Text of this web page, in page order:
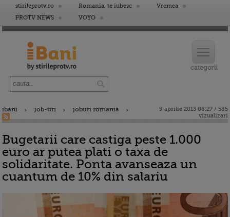
stirileprotv.ro Romania, te iubesc
Vremea
PROTV NEWS
VOYO
ibani job-uri joburi romania
9 aprilie 2013 08:27 / 585
vizualizari
Bugetarii care castiga peste 1.000
euro ar putea plati o taxa de
solidaritate. Ponta avanseaza un
cuantum de 10% din salariu